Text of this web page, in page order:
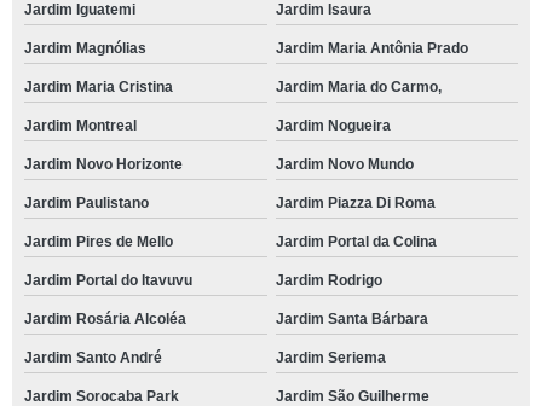
Jardim Iguatemi Jardim Isaura
Jardim Magnólias Jardim Maria Antônia Prado
Jardim Maria Cristina Jardim Maria do Carmo,
Jardim Montreal Jardim Nogueira
Jardim Novo Horizonte Jardim Novo Mundo
Jardim Paulistano Jardim Piazza Di Roma
Jardim Pires de Mello Jardim Portal da Colina
Jardim Portal do Itavuvu Jardim Rodrigo
Jardim Rosária Alcoléa Jardim Santa Bárbara
Jardim Santo André Jardim Seriema
Jardim Sorocaba Park Jardim São Guilherme